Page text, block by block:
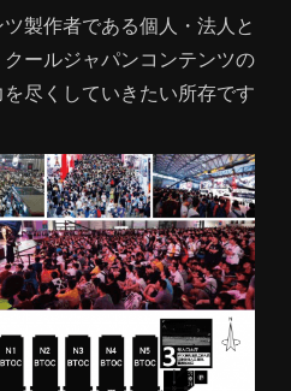
製作者である個人・法人と
ールジャパンコンテンツの
尽くしていきたい所存です。